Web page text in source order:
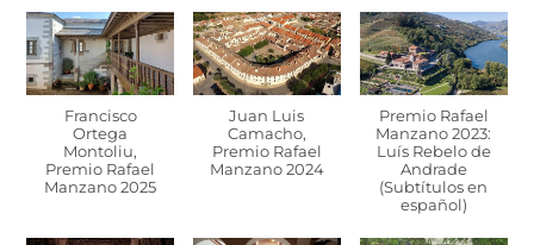
Francisco
Ortega
Montoliu,
Premio Rafael
Manzano 2025
Juan Luis
Camacho,
Premio Rafael
Manzano 2024
Premio Rafael
Manzano 2023:
Luís Rebelo de
Andrade
(Subtítulos en
español)